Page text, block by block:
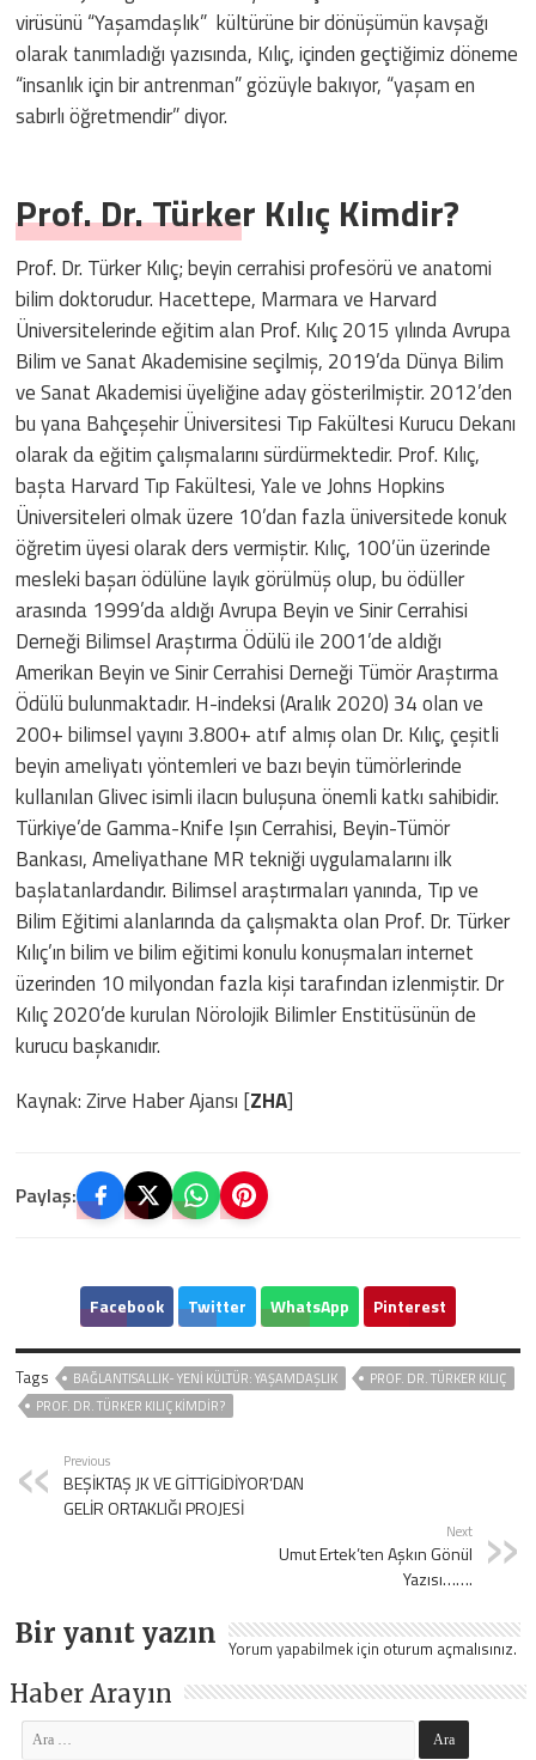
virüsünü “Yaşamdaşlık” kültürüne bir dönüşümün kavşağı
olarak tanımladığı yazısında, Kılıç, içinden geçtiğimiz döneme
“insanlık için bir antrenman” gözüyle bakıyor, “yaşam en
sabırlı öğretmendir” diyor.
Prof. Dr. Türker Kılıç Kimdir?
Prof. Dr. Türker Kılıç; beyin cerrahisi profesörü ve anatomi
bilim doktorudur. Hacettepe, Marmara ve Harvard
Üniversitelerinde eğitim alan Prof. Kılıç 2015 yılında Avrupa
Bilim ve Sanat Akademisine seçilmiş, 2019’da Dünya Bilim
ve Sanat Akademisi üyeliğine aday gösterilmiştir. 2012’den
bu yana Bahçeşehir Üniversitesi Tıp Fakültesi Kurucu Dekanı
olarak da eğitim çalışmalarını sürdürmektedir. Prof. Kılıç,
başta Harvard Tıp Fakültesi, Yale ve Johns Hopkins
Üniversiteleri olmak üzere 10’dan fazla üniversitede konuk
öğretim üyesi olarak ders vermiştir. Kılıç, 100’ün üzerinde
mesleki başarı ödülüne layık görülmüş olup, bu ödüller
arasında 1999’da aldığı Avrupa Beyin ve Sinir Cerrahisi
Derneği Bilimsel Araştırma Ödülü ile 2001’de aldığı
Amerikan Beyin ve Sinir Cerrahisi Derneği Tümör Araştırma
Ödülü bulunmaktadır. H-indeksi (Aralık 2020) 34 olan ve
200+ bilimsel yayını 3.800+ atıf almış olan Dr. Kılıç, çeşitli
beyin ameliyatı yöntemleri ve bazı beyin tümörlerinde
kullanılan Glivec isimli ilacın buluşuna önemli katkı sahibidir.
Türkiye’de Gamma-Knife Işın Cerrahisi, Beyin-Tümör
Bankası, Ameliyathane MR tekniği uygulamalarını ilk
başlatanlardandır. Bilimsel araştırmaları yanında, Tıp ve
Bilim Eğitimi alanlarında da çalışmakta olan Prof. Dr. Türker
Kılıç’ın bilim ve bilim eğitimi konulu konuşmaları internet
üzerinden 10 milyondan fazla kişi tarafından izlenmiştir. Dr
Kılıç 2020’de kurulan Nörolojik Bilimler Enstitüsünün de
kurucu başkanıdır.
Kaynak: Zirve Haber Ajansı [ZHA]
Paylaş:
Facebook Twitter WhatsApp Pinterest
Tags BAĞLANTISALLIK- YENI KÜLTÜR: YAŞAMDAŞLIK
PROF. DR. TÜRKER KILIÇ
PROF. DR. TÜRKER KILIÇ KIMDIR?
Previous
BEŞİKTAŞ JK VE GİTTİGİDİYOR’DAN
GELİR ORTAKLIĞI PROJESİ
Next
Umut Ertek’ten Aşkın Gönül
Yazısı…….
Bir yanıt yazın Yorum yapabilmek için oturum açmalısınız.
Haber Arayın